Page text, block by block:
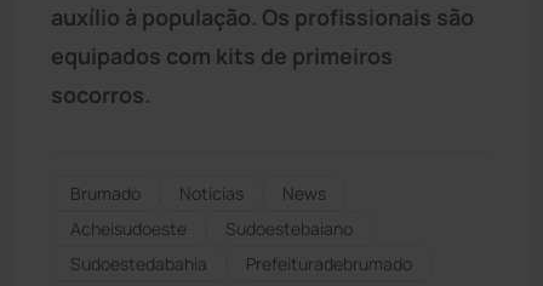
auxílio à população. Os profissionais são
equipados com kits de primeiros
socorros.
Brumado Notícias
News
Acheisudoeste
Sudoestebaiano
Sudoestedabahia
Prefeituradebrumado